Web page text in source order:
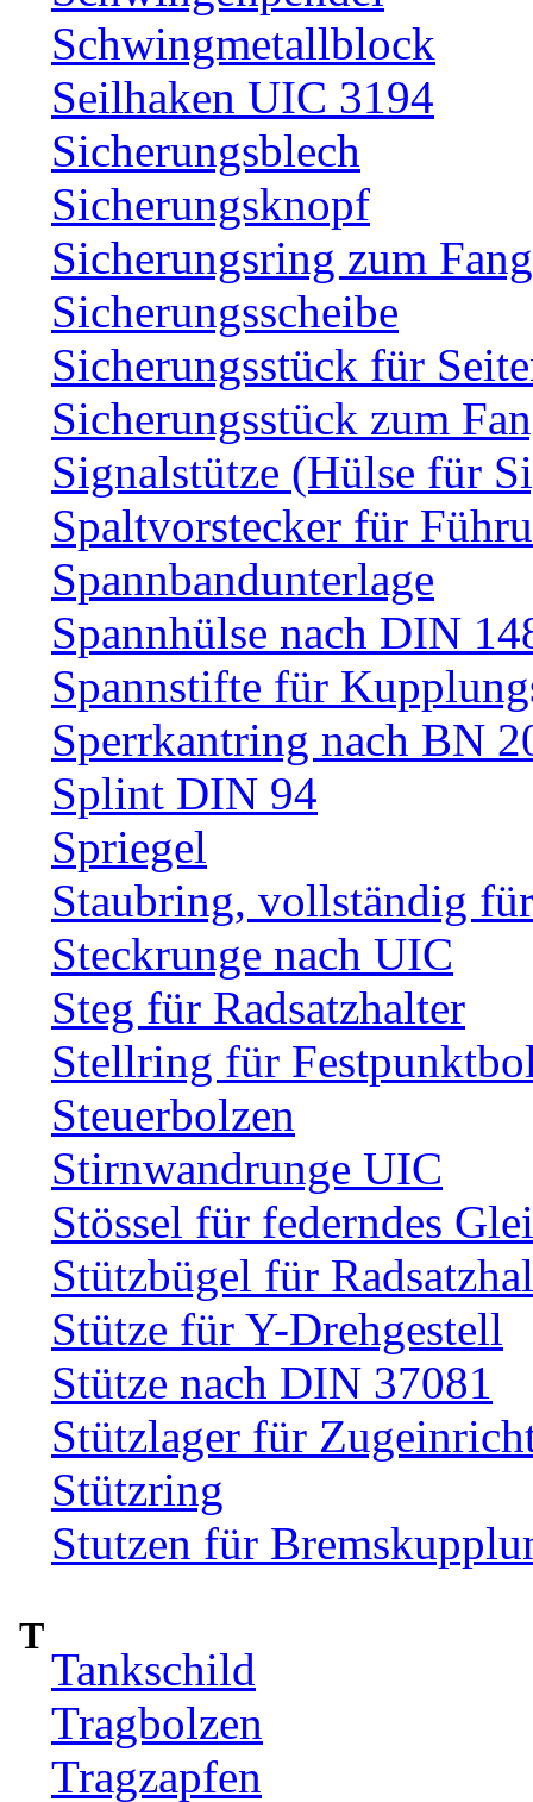
Schwingmetallblock
Seilhaken UIC 3194
Sicherungsblech
Sicherungsknopf
Sicherungsring zum
Sicherungsscheibe
Sicherungsstück für
Sicherungsstück zum
Signalstütze (Hülse für
Spaltvorstecker für
Spannbandunterlage
Spannhülse nach DIN
Spannstifte für
Sperrkantring nach BN
Splint DIN 94
Spriegel
Staubring, vollständig
Steckrunge nach UIC
Steg für Radsatzhalter
Stellring für
Steuerbolzen
Stirnwandrunge UIC
Stössel für federndes
Stützbügel für
Stütze für Y-Drehgestell
Stütze nach DIN 37081
Stützlager für
Stützring
Stutzen für
T
Tankschild
Tragbolzen
Tragzapfen